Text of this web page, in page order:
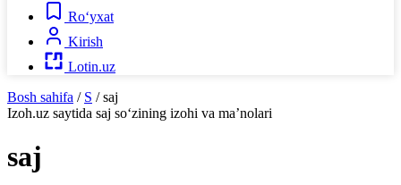
Ro‘yxat
Kirish
Lotin.uz
Bosh sahifa / S / saj
Izoh.uz saytida saj so‘zining izohi va ma’nolari
saj